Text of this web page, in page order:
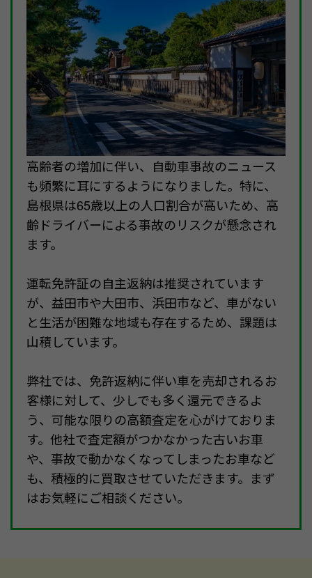
高齢者の増加に伴い、自動車事故のニュース
も頻繁に耳にするようになりました。特に、
島根県は65歳以上の人口割合が高いため、高
齢ドライバーによる事故のリスクが懸念され
ます。
運転免許証の自主返納は推奨されています
が、益田市や大田市、浜田市など、車がない
と生活が困難な地域も存在するため、課題は
山積しています。
弊社では、免許返納に伴い車を売却されるお
客様に対して、少しでも多く還元できるよ
う、可能な限りの高額査定を心がけておりま
す。他社で査定額がつかなかった古いお車
や、事故で動かなくなってしまったお車など
も、積極的に買取させていただきます。まず
はお気軽にご相談ください。